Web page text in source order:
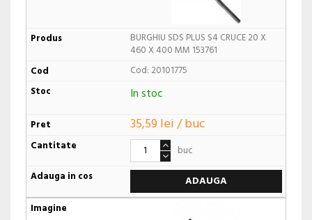
BURGHIU SDS PLUS S4 CRUCE 20 X
460 X 400 MM 153761
Cod: 20101775
In stoc
35,59 lei / buc
buc
ADAUGA